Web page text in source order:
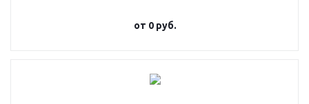
от 0 руб.